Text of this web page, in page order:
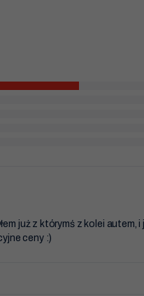
już z którymś z kolei autem, i
ceny :)